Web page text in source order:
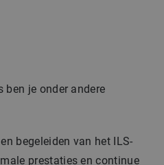
ben je onder andere
begeleiden van het ILS-
prestaties en continue